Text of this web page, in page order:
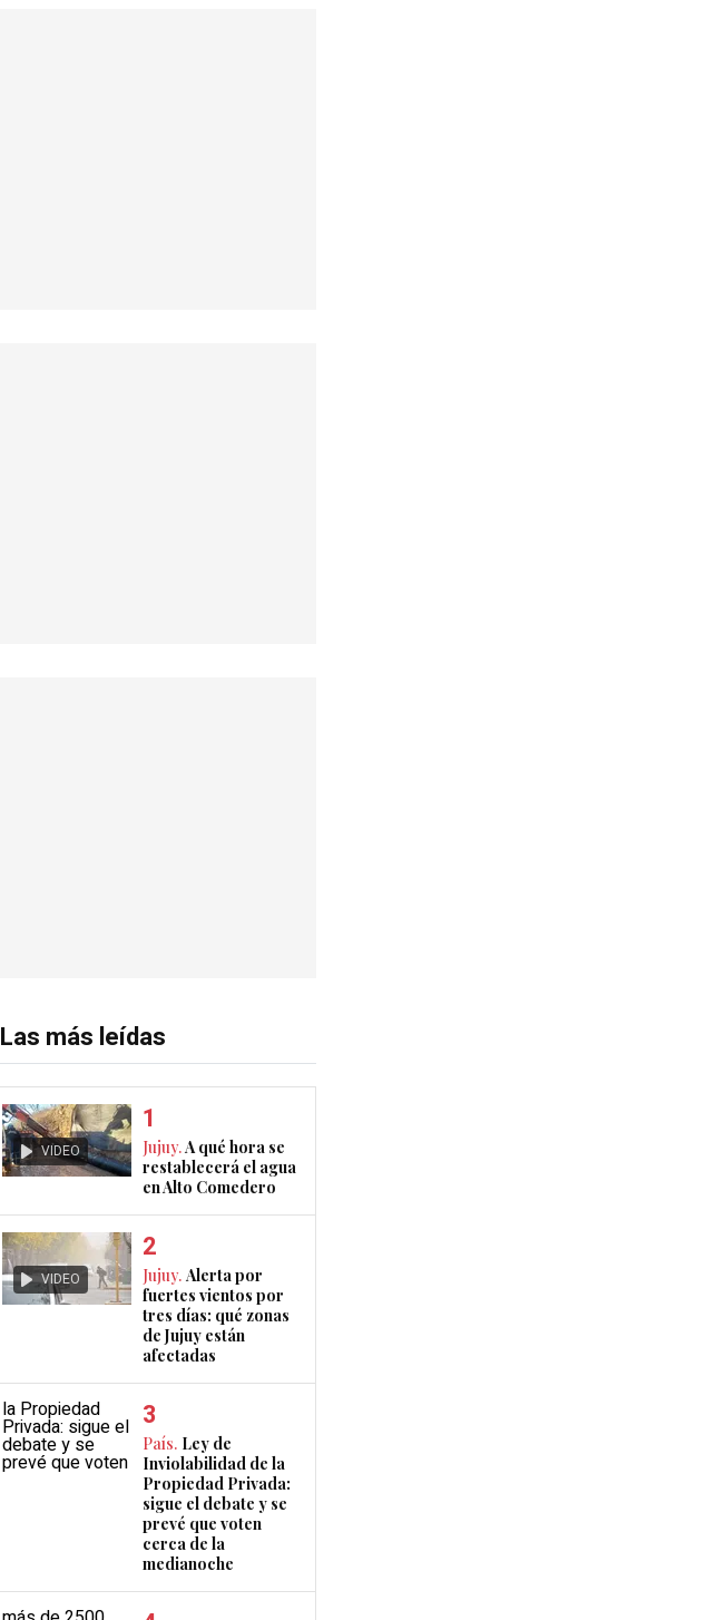
Las más leídas
VIDEO Jujuy.A qué hora se
restablecerá el agua
en Alto Comedero
VIDEO Jujuy. Alerta por
fuertes vientos por
tres días: qué zonas
de Jujuy están
afectadas
País. Ley de
Inviolabilidad de la
Propiedad Privada:
sigue el debate y se
prevé que voten
cerca de la
medianoche